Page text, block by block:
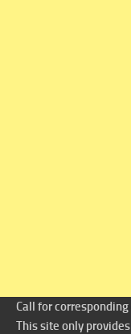
Call for
This site only